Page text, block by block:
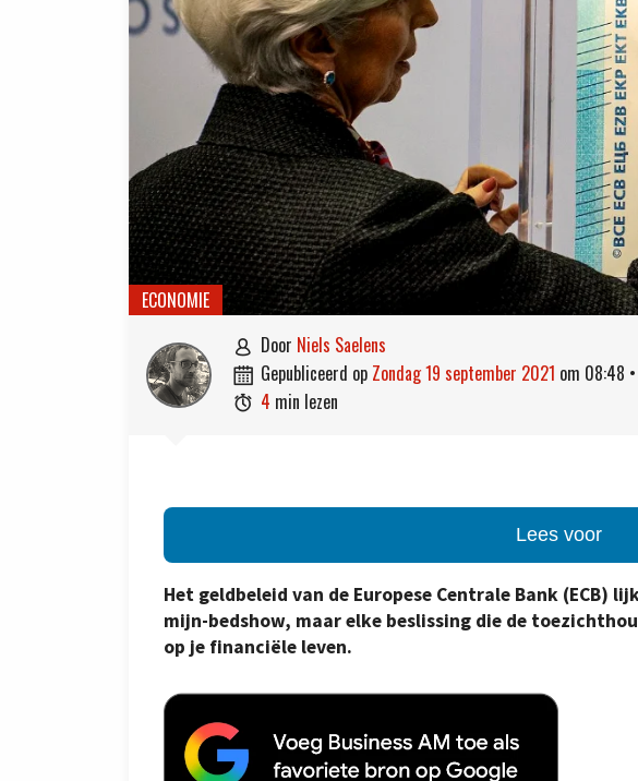
ECONOMIE
 door Niels Saelens
 gepubliceerd op zondag 19 september 2021 om 08:48 •
 4 min lezen
Lees voor
Het geldbeleid van de Europese Centrale Bank (ECB)
mijn-bedshow, maar elke beslissing die de
op je financiële leven.